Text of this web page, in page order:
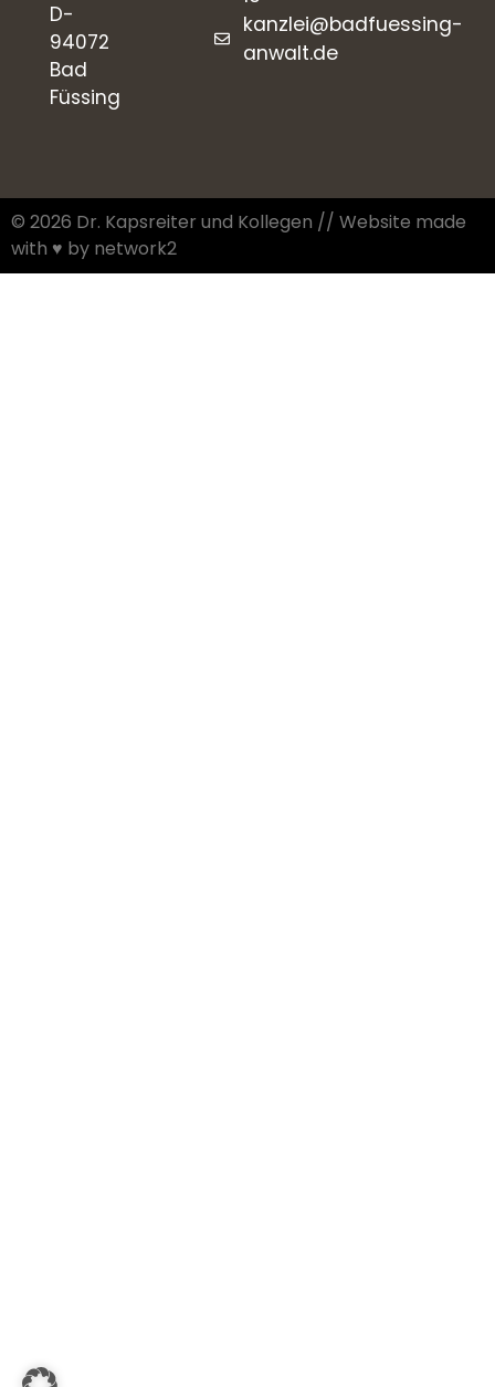
D-
94072
Bad
Füssing
kanzlei@badfuessing-
anwalt.de
© 2026 Dr. Kapsreiter und Kollegen // Website made
with ♥︎ by network2